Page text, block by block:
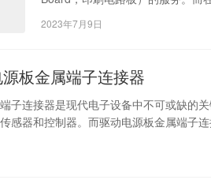
质量…
2023年7月9日
板金属端子连接器
子连接器是现代电子设备中不可或缺的
感器和控制器。而驱动电源板金属端子